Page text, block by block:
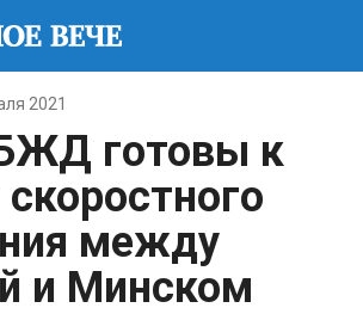
2021
готовы к
скоростного
между
и Минском